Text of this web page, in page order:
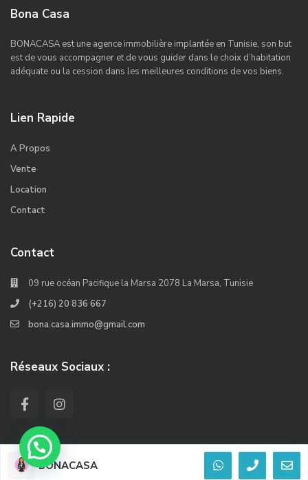
Bona Casa
BONACASA est une agence immobilière implantée en Tunisie, son but
est de vous accompagner et de vous guider dans le choix d’habitation
adéquate ou la cession dans les meilleures conditions de vos biens.
Lien Rapide
A Propos
Vente
Location
Contact
Contact
09 rue océan Pacifique la Marsa 2078 La Marsa, Tunisie
(+216) 20 836 667
bona.casa.immo@gmail.com
Réseaux Sociaux :
© 2022. Tous les droits réservés Crée Par Kiwi Softwares
BONACASA